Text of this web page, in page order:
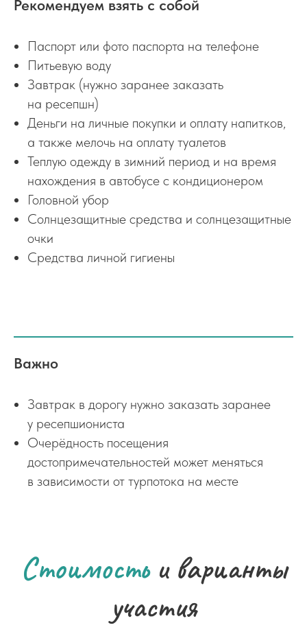
Рекомендуем взять с собой
Паспорт или фото паспорта на телефоне
Питьевую воду
Завтрак (нужно заранее заказать
на ресепшн)
Деньги на личные покупки и оплату напитков,
а также мелочь на оплату туалетов
Теплую одежду в зимний период и на время
нахождения в автобусе с кондиционером
Головной убор
Солнцезащитные средства и солнцезащитные
очки
Средства личной гигиены
Важно
Завтрак в дорогу нужно заказать заранее
у ресепшиониста
Очерёдность посещения
достопримечательностей может меняться
в зависимости от турпотока на месте
Стоимостьи варианты
участия